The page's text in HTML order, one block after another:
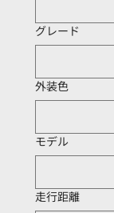
グレード
外装色
モデル
走行距離